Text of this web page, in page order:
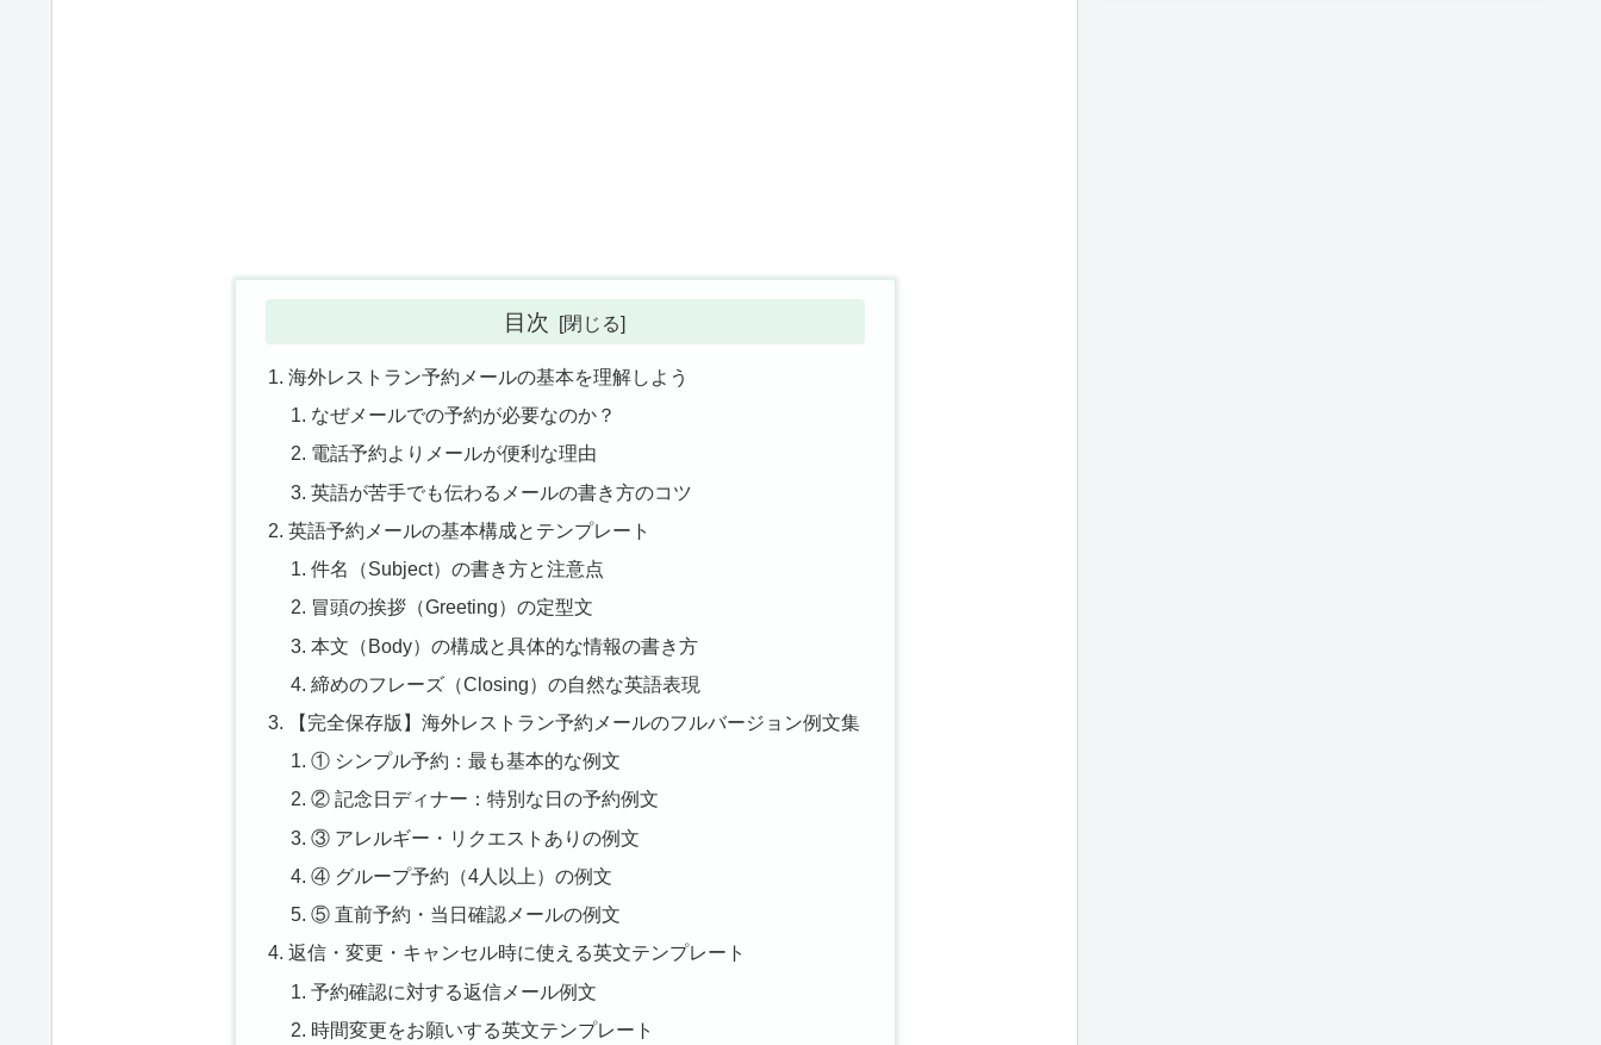
目次
海外レストラン予約メールの基本を理解しよう
なぜメールでの予約が必要なのか？
電話予約よりメールが便利な理由
英語が苦手でも伝わるメールの書き方のコツ
英語予約メールの基本構成とテンプレート
件名（Subject）の書き方と注意点
冒頭の挨拶（Greeting）の定型文
本文（Body）の構成と具体的な情報の書き方
締めのフレーズ（Closing）の自然な英語表現
【完全保存版】海外レストラン予約メールのフルバージョン例文集
① シンプル予約：最も基本的な例文
② 記念日ディナー：特別な日の予約例文
③ アレルギー・リクエストありの例文
④ グループ予約（4人以上）の例文
⑤ 直前予約・当日確認メールの例文
返信・変更・キャンセル時に使える英文テンプレート
予約確認に対する返信メール例文
時間変更をお願いする英文テンプレート